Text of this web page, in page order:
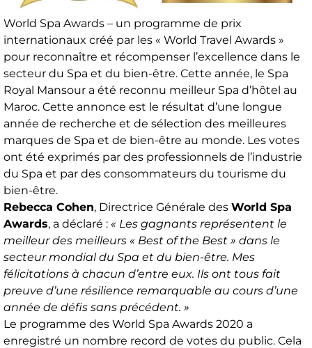
World Spa Awards – un programme de prix
internationaux créé par les « World Travel Awards »
pour reconnaître et récompenser l’excellence dans le
secteur du Spa et du bien-être. Cette année, le Spa
Royal Mansour a été reconnu meilleur Spa d’hôtel au
Maroc. Cette annonce est le résultat d’une longue
année de recherche et de sélection des meilleures
marques de Spa et de bien-être au monde. Les votes
ont été exprimés par des professionnels de l’industrie
du Spa et par des consommateurs du tourisme du
bien-être.
Rebecca Cohen, Directrice Générale des World Spa
Awards, a déclaré : « Les gagnants représentent le
meilleur des meilleurs « Best of the Best » dans le
secteur mondial du Spa et du bien-être. Mes
félicitations à chacun d’entre eux. Ils ont tous fait
preuve d’une résilience remarquable au cours d’une
année de défis sans précédent. »
Le programme des World Spa Awards 2020 a
enregistré un nombre record de votes du public. Cela